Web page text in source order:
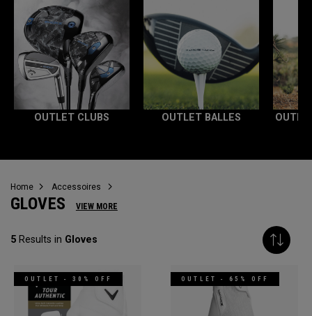
OUTLET CLUBS OUTLET BALLES
Home Accessoires
GLOVES VIEW MORE
5 Results in Gloves
OUTLET - 30% OFF OUTLET - 65% OFF